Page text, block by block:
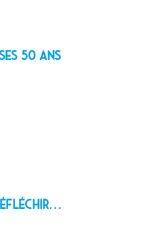
50 ans
réfléchir…